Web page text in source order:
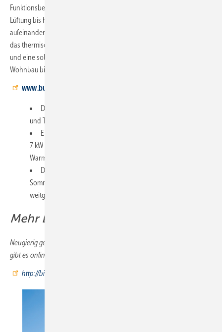
Funktionsbereiche – von Wärmeerzeugung und -verteilung über
Lüftung bis hin zur Steuerung – stammen aus einer Quelle und sind
aufeinander abgestimmt. So entsteht ein effizientes Gesamtsystem,
das thermischen Komfort bei kontrollierten Betriebskosten bereitstellt
und eine solide Grundlage für zukünftiges Energiemanagement im
Wohnbau bietet.
www.buderus.de
Die Sanierung des Einfamilienhauses umfasst Gebäudehülle
und Technik und ermöglicht den KfW-55-Standard.
Eine Wärmepumpe mit 12 kW und eine Außeneinheit mit
7 kW versorgen Fußbodenheizung, Heizkörper und
Warmwasser­speicher ohne zusätzlichen ­Pufferspeicher.
Die Photovoltaikanlage mit Stromspeicher liefert im ­
Sommer bis zu 70 kWh pro Tag und deckt den Eigenbedarf
weitgehend ab.
Mehr Lüftungstechnik online
Neugierig geworden? Weitere Beiträge zum Thema ­Lüftungstechnik
gibt es online:
http://bit.ly/4m7Kuis